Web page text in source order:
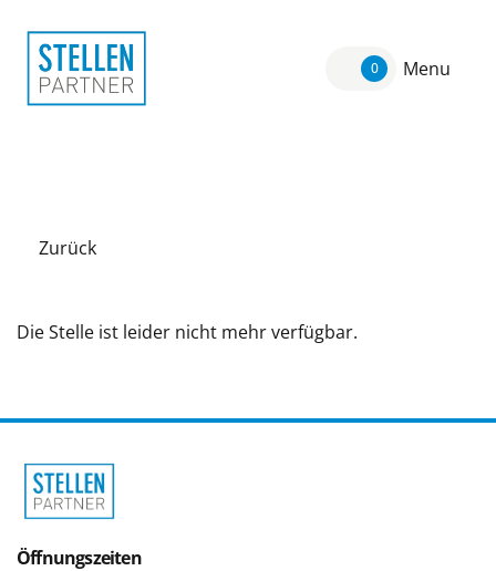
0 Menu
Zurück
Die Stelle ist leider nicht mehr verfügbar.
Öffnungszeiten